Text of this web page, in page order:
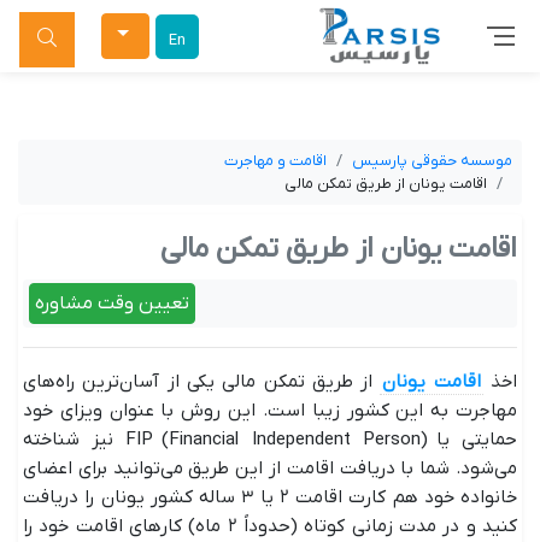
En جستجو
موسسه حقوقی پارسیس
اقامت و مهاجرت
اقامت یونان از طریق تمکن مالی
اقامت یونان از طریق تمکن مالی
تعیین وقت مشاوره
اخذ اقامت یونان از طریق تمکن مالی یکی از آسان‌ترین راه‌های
مهاجرت به این کشور زیبا است. این روش با عنوان ویزای خود
حمایتی یا FIP (Financial Independent Person) نیز شناخته
می‌شود. شما با دریافت اقامت از این طریق می‌توانید برای اعضای
خانواده خود هم کارت اقامت ۲ یا ۳ ساله کشور یونان را دریافت
کنید و در مدت زمانی کوتاه (حدوداً ۲ ماه) کارهای اقامت خود را